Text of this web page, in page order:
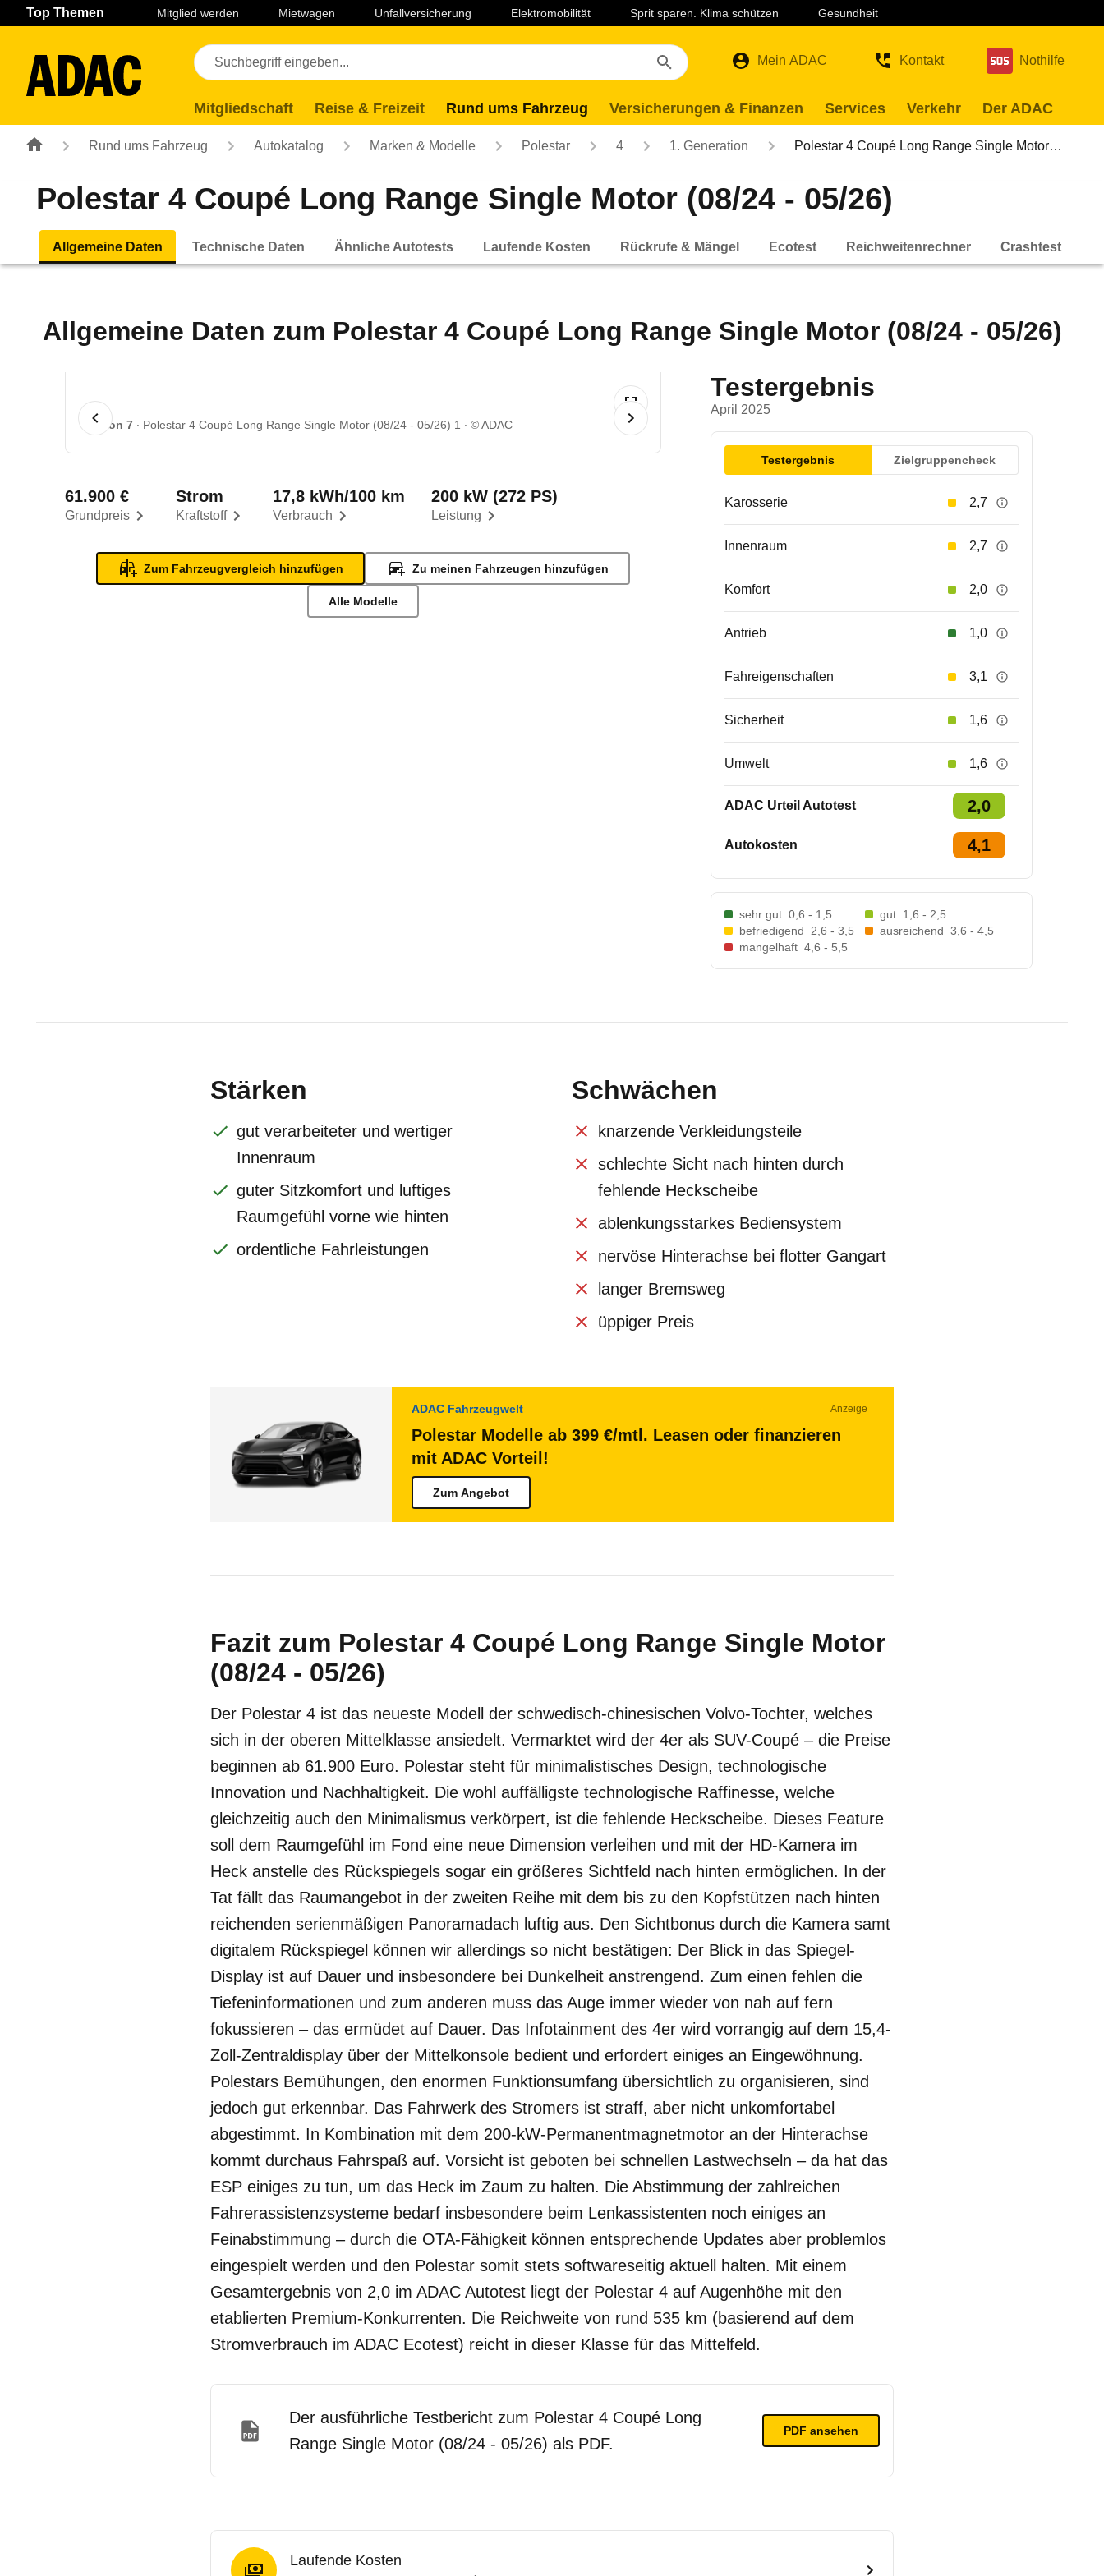
Navigation Seiteninhalt Fußzeile
Top Themen Mitglied werden Mietwagen Unfallversicherung Elektromobilität Sprit sparen. Klima schützen Gesundheit
Mein ADAC Kontakt Nothilfe
Mitgliedschaft Reise & Freizeit Rund ums Fahrzeug Versicherungen & Finanzen Services Verkehr Der ADAC
Rund ums Fahrzeug Autokatalog Marken & Modelle Polestar 4 1. Generation Polestar 4 Coupé Long Range Single Motor…
Polestar 4 Coupé Long Range Single Motor (08/24 - 05/26)
Allgemeine Daten Technische Daten Ähnliche Autotests Laufende Kosten Rückrufe & Mängel Ecotest Reichweitenrechner Crashtest
Allgemeine Daten zum Polestar 4 Coupé Long Range Single Motor (08/24 - 05/26)
1 von 7 Polestar 4 Coupé Long Range Single Motor (08/24 - 05/26) 1 © ADAC
Grundpreis
61.900 €
Kraftstoff
Strom
Verbrauch
17,8 kWh/100 km
Leistung
200 kW (272 PS)
Zum Fahrzeugvergleich hinzufügen Zu meinen Fahrzeugen hinzufügen
Alle Modelle
Testergebnis
April 2025
Testergebnis Zielgruppencheck
Karosserie 2,7
Innenraum 2,7
Komfort 2,0
Antrieb 1,0
Fahreigenschaften 3,1
Sicherheit 1,6
Umwelt 1,6
ADAC Urteil Autotest 2,0
Autokosten 4,1
sehr gut 0,6 - 1,5 gut 1,6 - 2,5
befriedigend
2,6 - 3,5 ausreichend 3,6 - 4,5
mangelhaft 4,6 - 5,5
Stärken
gut verarbeiteter und wertiger
Innenraum
guter Sitzkomfort und luftiges
Raumgefühl vorne wie hinten
ordentliche Fahrleistungen
Schwächen
knarzende Verkleidungsteile
schlechte Sicht nach hinten durch
fehlende Heckscheibe
ablenkungsstarkes Bediensystem
nervöse Hinterachse bei flotter Gangart
langer Bremsweg
üppiger Preis
ADAC Fahrzeugwelt Anzeige
Polestar Modelle ab 399 €/mtl. Leasen oder finanzieren
mit ADAC Vorteil!
Zum Angebot
Fazit zum Polestar 4 Coupé Long Range Single Motor
(08/24 - 05/26)
Der Polestar 4 ist das neueste Modell der schwedisch-chinesischen Volvo-Tochter, welches
sich in der oberen Mittelklasse ansiedelt. Vermarktet wird der 4er als SUV-Coupé – die Preise
beginnen ab 61.900 Euro. Polestar steht für minimalistisches Design, technologische
Innovation und Nachhaltigkeit. Die wohl auffälligste technologische Raffinesse, welche
gleichzeitig auch den Minimalismus verkörpert, ist die fehlende Heckscheibe. Dieses Feature
soll dem Raumgefühl im Fond eine neue Dimension verleihen und mit der HD-Kamera im
Heck anstelle des Rückspiegels sogar ein größeres Sichtfeld nach hinten ermöglichen. In der
Tat fällt das Raumangebot in der zweiten Reihe mit dem bis zu den Kopfstützen nach hinten
reichenden serienmäßigen Panoramadach luftig aus. Den Sichtbonus durch die Kamera samt
digitalem Rückspiegel können wir allerdings so nicht bestätigen: Der Blick in das Spiegel-
Display ist auf Dauer und insbesondere bei Dunkelheit anstrengend. Zum einen fehlen die
Tiefeninformationen und zum anderen muss das Auge immer wieder von nah auf fern
fokussieren – das ermüdet auf Dauer. Das Infotainment des 4er wird vorrangig auf dem 15,4-
Zoll-Zentraldisplay über der Mittelkonsole bedient und erfordert einiges an Eingewöhnung.
Polestars Bemühungen, den enormen Funktionsumfang übersichtlich zu organisieren, sind
jedoch gut erkennbar. Das Fahrwerk des Stromers ist straff, aber nicht unkomfortabel
abgestimmt. In Kombination mit dem 200-kW-Permanentmagnetmotor an der Hinterachse
kommt durchaus Fahrspaß auf. Vorsicht ist geboten bei schnellen Lastwechseln – da hat das
ESP einiges zu tun, um das Heck im Zaum zu halten. Die Abstimmung der zahlreichen
Fahrerassistenzsysteme bedarf insbesondere beim Lenkassistenten noch einiges an
Feinabstimmung – durch die OTA-Fähigkeit können entsprechende Updates aber problemlos
eingespielt werden und den Polestar somit stets softwareseitig aktuell halten. Mit einem
Gesamtergebnis von 2,0 im ADAC Autotest liegt der Polestar 4 auf Augenhöhe mit den
etablierten Premium-Konkurrenten. Die Reichweite von rund 535 km (basierend auf dem
Stromverbrauch im ADAC Ecotest) reicht in dieser Klasse für das Mittelfeld.
Der ausführliche Testbericht zum Polestar 4 Coupé Long
Range Single Motor (08/24 - 05/26) als PDF.
PDF ansehen
Laufende Kosten